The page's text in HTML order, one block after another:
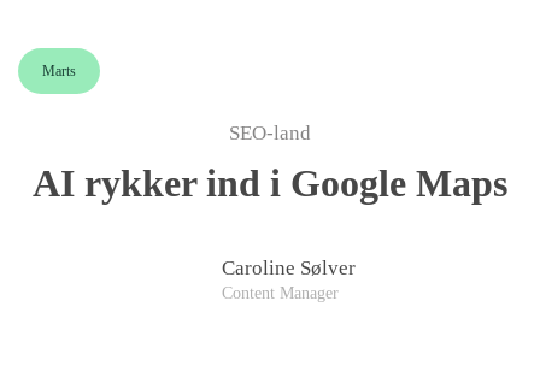
Skip to main content
Marts
SEO-land
AI rykker ind i Google Maps
Caroline Sølver
Content Manager